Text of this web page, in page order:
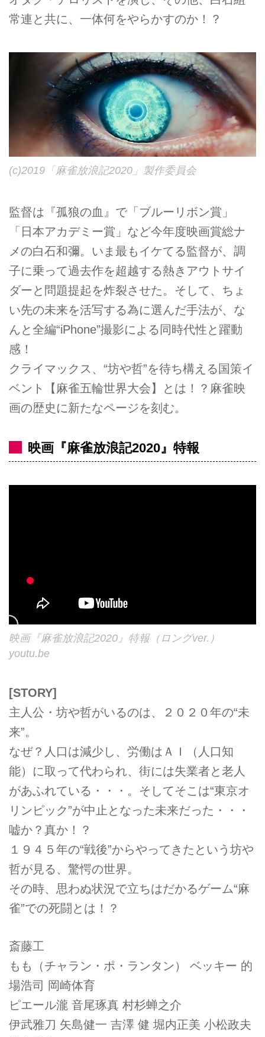
常連と共に、一体何をやらかすのか！？
(c)2019「麻雀放浪記2020」製作委員会
監督は『孤狼の血』で「ブルーリボン賞」
「日本アカデミー賞」など今年度映画賞総ナ
メの白石和彌。いま最もイケてる監督が、調
子に乗って過去作を超越する熱きアウトサイ
ダーと問題提起を炸裂させた。そして、ちょ
い先の未来を活写する為に選んだ手法が、な
んと全編“iPhone”撮影による同時代性と躍動
感！
クライマックス、“坊や哲”を待ち構える国策イ
ベント【麻雀五輪世界大会】とは！？麻雀映
画の歴史に新たなページを刻む。
映画『麻雀放浪記2020』特報
映画『麻雀放浪記2020』特報（ロングver.）
youtu.be
[STORY]
主人公・坊や哲がいるのは、２０２０年の“未
来”。
なぜ？人口は減少し、労働はＡＩ（人口知
能）に取って代わられ、街には失業者と老人
があふれている・・・。そしてそこは“東京オ
リンピック”が中止となった未来だった・・・
嘘か？真か！？
１９４５年の“戦後”からやってきたという坊や
哲が見る、驚愕の世界。
その時、思わぬ状況で立ちはだかるゲーム“麻
雀”での死闘とは！？
斎藤工
もも（チャラン・ポ・ランタン） ベッキー 的
場浩司 岡崎体育
ピエール瀧 音尾琢真 村杉蝉之介
伊武雅刀 矢島健一 吉澤 健 堀内正美 小松政夫